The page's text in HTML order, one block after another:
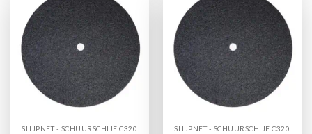
SLIJPNET - SCHUURSCHIJF C320 SLIJPNET - SCHUURSCHIJF C320